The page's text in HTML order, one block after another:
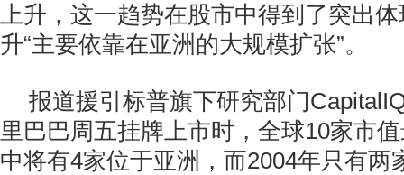
上升，这一趋势在股市中得到了突出
升“主要依靠在亚洲的大规模扩张”。
报道援引标普旗下研究部门
里巴巴周五挂牌上市时，全球10家市
中将有4家位于亚洲，而2004年只有两